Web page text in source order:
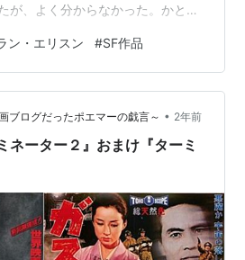
が、よく分からなかった。かとい
のコミュニケーションの取れるも
一方通行のコミュニケーション の
もないことを言っているよう だ
。 このＳＦ戦争１０のスタイルは
について考えて行こうという趣旨
（結局…
ン・エリスン #SF作品
ブログだったポエマーの戯言～ • 2年前
ネーター２』おまけ『ターミ